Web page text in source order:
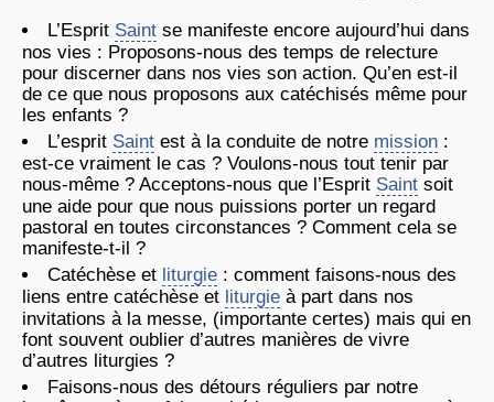
L’Esprit Saint se manifeste encore aujourd’hui dans
nos vies : Proposons-nous des temps de relecture
pour discerner dans nos vies son action. Qu’en est-il
de ce que nous proposons aux catéchisés même pour
les enfants ?
L’esprit Saint est à la conduite de notre mission :
est-ce vraiment le cas ? Voulons-nous tout tenir par
nous-même ? Acceptons-nous que l’Esprit Saint soit
une aide pour que nous puissions porter un regard
pastoral en toutes circonstances ? Comment cela se
manifeste-t-il ?
Catéchèse et liturgie : comment faisons-nous des
liens entre catéchèse et liturgie à part dans nos
invitations à la messe, (importante certes) mais qui en
font souvent oublier d’autres manières de vivre
d’autres liturgies ?
Faisons-nous des détours réguliers par notre